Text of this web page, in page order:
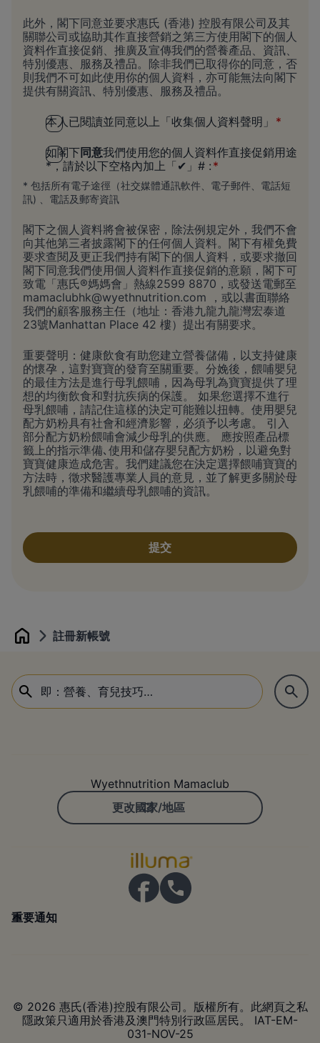
此外，閣下同意並要求惠氏 (香港) 控股有限公司及其
關聯公司或協助其作直接營銷之第三方使用閣下的個人
資料作直接促銷、推廣及宣傳我們的營養產品、資訊、
特別優惠、服務及禮品。除非我們已取得你的同意，否
則我們不可如此使用你的個人資料，亦可能無法向閣下
提供有關資訊、特別優惠、服務及禮品。
本人已閱讀並同意以上「收集個人資料聲明」
如閣下同意我們使用您的個人資料作直接促銷用途
*，請於以下空格內加上「✔」# :
* 包括所有電子途徑（社交媒體通訊軟件、電子郵件、電話短
訊) 、電話及郵寄資訊
閣下之個人資料將會被保密，除法例規定外，我們不會
向其他第三者披露閣下的任何個人資料。閣下有權免費
要求查閱及更正我們持有閣下的個人資料，或要求撤回
閣下同意我們使用個人資料作直接促銷的意願，閣下可
致電「惠氏®媽媽會」熱線2599 8870，或發送電郵至
mamaclubhk@wyethnutrition.com
，或以書面聯絡
我們的顧客服務主任（地址：香港九龍九龍灣宏泰道
23號Manhattan Place 42 樓）提出有關要求。
重要聲明：健康飲食有助您建立營養儲備，以支持健康
的懷孕，這對寶寶的發育至關重要。分娩後，餵哺嬰兒
的最佳方法是進行母乳餵哺，因為母乳為寶寶提供了理
想的均衡飲食和對抗疾病的保護。 如果您選擇不進行
母乳餵哺，請記住這樣的決定可能難以扭轉。使用嬰兒
配方奶粉具有社會和經濟影響，必須予以考慮。 引入
部分配方奶粉餵哺會減少母乳的供應。 應按照產品標
籤上的指示準備､使用和儲存嬰兒配方奶粉，以避免對
寶寶健康造成危害。我們建議您在決定選擇餵哺寶寶的
方法時，徵求醫護專業人員的意見，並了解更多關於母
乳餵哺的準備和繼續母乳餵哺的資訊。
Home 註冊新帳號
Wyethnutrition Mamaclub
更改國家/地區
重要通知
© 2026 惠氏(香港)控股有限公司。版權所有。此網頁之私
隱政策只適用於香港及澳門特別行政區居民。 IAT-EM-
031-NOV-25